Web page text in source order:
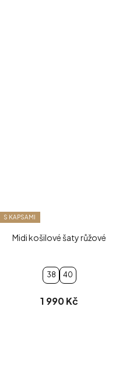
S KAPSAMI
Midi košilové šaty růžové
38 40
1 990 Kč